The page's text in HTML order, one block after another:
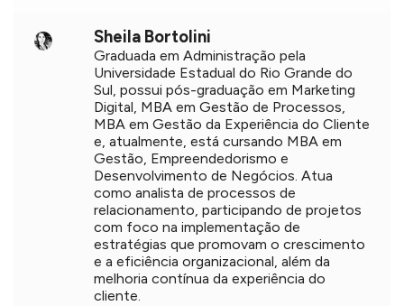
Sheila Bortolini
Graduada em Administração pela
Universidade Estadual do Rio Grande do
Sul, possui pós-graduação em Marketing
Digital, MBA em Gestão de Processos,
MBA em Gestão da Experiência do Cliente
e, atualmente, está cursando MBA em
Gestão, Empreendedorismo e
Desenvolvimento de Negócios. Atua
como analista de processos de
relacionamento, participando de projetos
com foco na implementação de
estratégias que promovam o crescimento
e a eficiência organizacional, além da
melhoria contínua da experiência do
cliente.